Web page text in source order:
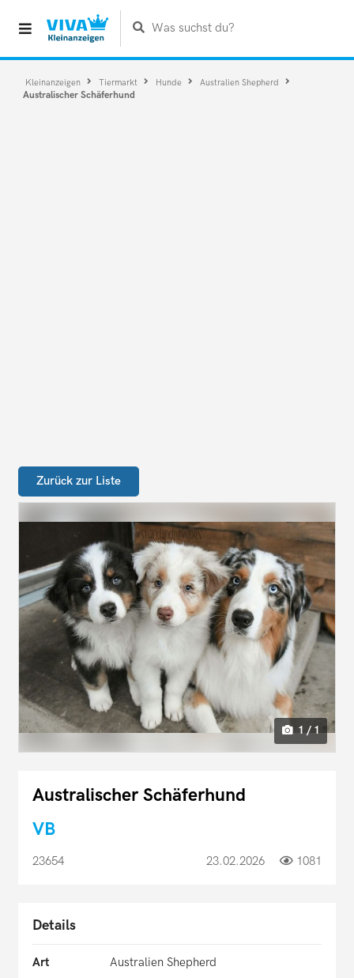
Was suchst du?
Kleinanzeigen Tiermarkt Hunde Australien Shepherd
Australischer Schäferhund
Zurück zur Liste
1 / 1
Australischer Schäferhund
VB
23654 23.02.2026 1081
Details
Art
Australien Shepherd